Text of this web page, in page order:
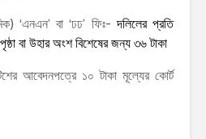
‘এনএন’ বা ‘ঢঢ’ ফিঃ-দলিলের প্রতি
বা উহার অংশ বিশেষের জন্য ৩৬ টাকা
আবেদনপত্রে ১০ টাকা মূল্যের কোর্ট